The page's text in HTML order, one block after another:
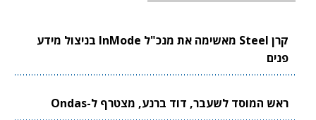
קרן Steel מאשימה את מנכ"ל InMode בניצול מידע
פנים
ראש המוסד לשעבר, דוד ברנע, מצטרף ל-Ondas